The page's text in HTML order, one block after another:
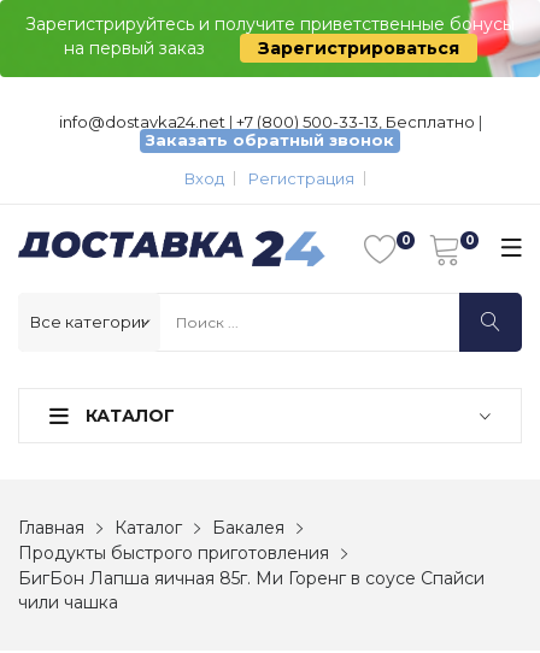
Зарегистрируйтесь и получите приветственные бонусы
на первый заказ
Зарегистрироваться
info@dostavka24.net | +7 (800) 500-33-13, Бесплатно |
Заказать обратный звонок
Вход
Регистрация
КАТАЛОГ
Главная Каталог
Бакалея
Продукты быстрого приготовления
БигБон Лапша яичная 85г. Ми Горенг в соусе Спайси
чили чашка